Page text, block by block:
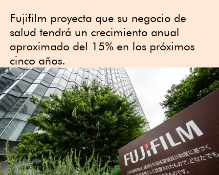
Fujifilm proyecta que su negocio de
salud tendrá un crecimiento anual
aproximado del 15% en los próximos
cinco años.